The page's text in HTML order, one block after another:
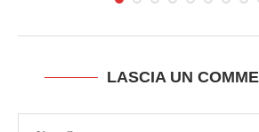
LASCIA UN